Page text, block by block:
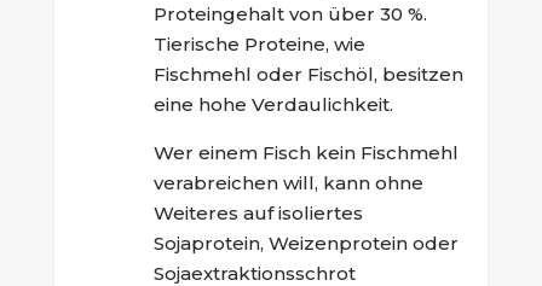
Proteingehalt von über 30 %.
Tierische Proteine, wie
Fischmehl oder Fischöl, besitzen
eine hohe Verdaulichkeit.
Wer einem Fisch kein Fischmehl
verabreichen will, kann ohne
Weiteres auf isoliertes
Sojaprotein, Weizenprotein oder
Sojaextraktionsschrot